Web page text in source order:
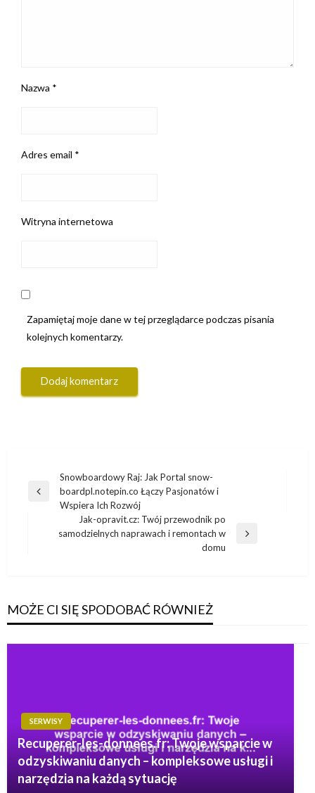
Nazwa *
Adres email *
Witryna internetowa
Zapamiętaj moje dane w tej przeglądarce podczas pisania
kolejnych komentarzy.
Nawigacja
wpisu
Poprzedni
Snowboardowy Raj: Jak Portal snow-
boardpl.notepin.co Łączy Pasjonatów i
Wspiera Ich Rozwój
Następny
Jak-opravit.cz: Twój przewodnik po
samodzielnych naprawach i remontach w
domu
MOŻE CI SIĘ SPODOBAĆ RÓWNIEŻ
SERWISY
Recuperer-les-donnees.fr: Twoje wsparcie w
odzyskiwaniu danych – kompleksowe usługi i
narzędzia na każdą sytuację